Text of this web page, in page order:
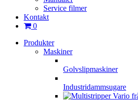
Service filmer
Kontakt
0
Produkter
Maskiner
Golvslipmaskiner
Industridammsugare